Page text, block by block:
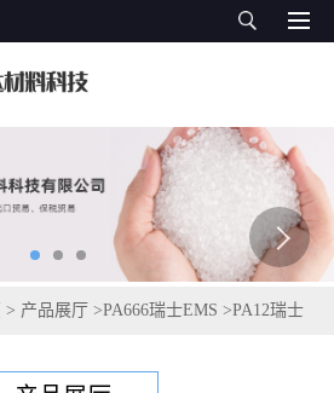
> 产品展厅 >PA666瑞士EMS >PA12瑞士